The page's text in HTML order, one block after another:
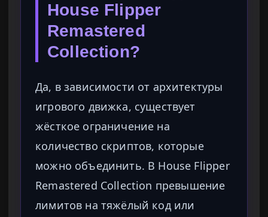
House Flipper
Remastered
Collection?
Да, в зависимости от архитектуры
игрового движка, существует
жёсткое ограничение на
количество скриптов, которые
можно объединить. В House Flipper
Remastered Collection превышение
лимитов на тяжёлый код или